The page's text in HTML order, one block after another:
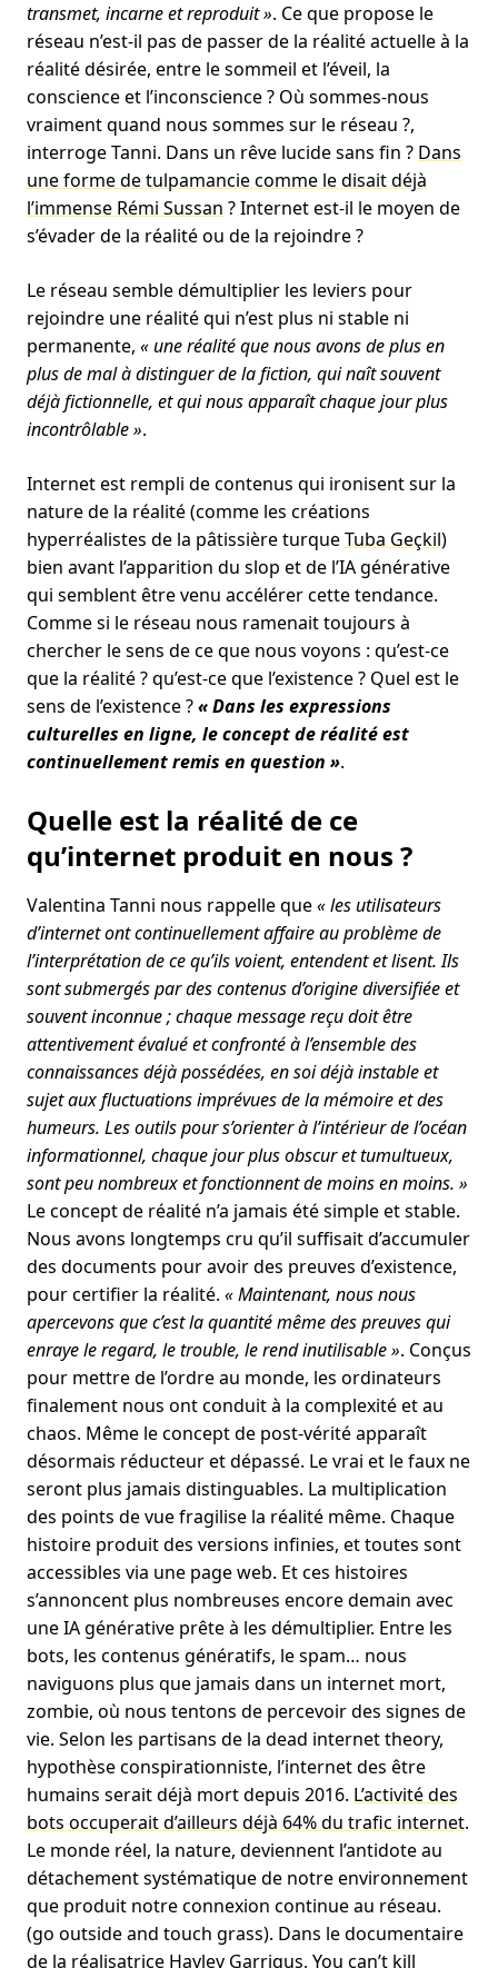
transmet, incarne et reproduit ». Ce que propose le
réseau n’est-il pas de passer de la réalité actuelle à la
réalité désirée, entre le sommeil et l’éveil, la
conscience et l’inconscience ? Où sommes-nous
vraiment quand nous sommes sur le réseau ?,
interroge Tanni. Dans un rêve lucide sans fin ? Dans
une forme de tulpamancie comme le disait déjà
l’immense Rémi Sussan ? Internet est-il le moyen de
s’évader de la réalité ou de la rejoindre ?
Le réseau semble démultiplier les leviers pour
rejoindre une réalité qui n’est plus ni stable ni
permanente, « une réalité que nous avons de plus en
plus de mal à distinguer de la fiction, qui naît souvent
déjà fictionnelle, et qui nous apparaît chaque jour plus
incontrôlable ».
Internet est rempli de contenus qui ironisent sur la
nature de la réalité (comme les créations
hyperréalistes de la pâtissière turqueTuba Geçkil)
bien avant l’apparition du slop et de l’IA générative
qui semblent être venu accélérer cette tendance.
Comme si le réseau nous ramenait toujours à
chercher le sens de ce que nous voyons : qu’est-ce
que la réalité ? qu’est-ce que l’existence ? Quel est le
sens de l’existence ?« Dans les expressions
culturelles en ligne, le concept de réalité est
continuellement remis en question ».
Quelle est la réalité de ce
qu’internet produit en nous ?
Valentina Tanni nous rappelle que« les utilisateurs
d’internet ont continuellement affaire au problème de
l’interprétation de ce qu’ils voient, entendent et lisent. Ils
sont submergés par des contenus d’origine diversifiée et
souvent inconnue ; chaque message reçu doit être
attentivement évalué et confronté à l’ensemble des
connaissances déjà possédées, en soi déjà instable et
sujet aux fluctuations imprévues de la mémoire et des
humeurs. Les outils pour s’orienter à l’intérieur de l’océan
informationnel, chaque jour plus obscur et tumultueux,
sont peu nombreux et fonctionnent de moins en moins. »
Le concept de réalité n’a jamais été simple et stable.
Nous avons longtemps cru qu’il suffisait d’accumuler
des documents pour avoir des preuves d’existence,
pour certifier la réalité. « Maintenant, nous nous
apercevons que c’est la quantité même des preuves qui
enraye le regard, le trouble, le rend inutilisable ». Conçus
pour mettre de l’ordre au monde, les ordinateurs
finalement nous ont conduit à la complexité et au
chaos. Même le concept de post-vérité apparaît
désormais réducteur et dépassé. Le vrai et le faux ne
seront plus jamais distinguables. La multiplication
des points de vue fragilise la réalité même. Chaque
histoire produit des versions infinies, et toutes sont
accessibles via une page web. Et ces histoires
s’annoncent plus nombreuses encore demain avec
une IA générative prête à les démultiplier. Entre les
bots, les contenus génératifs, le spam… nous
naviguons plus que jamais dans un internet mort,
zombie, où nous tentons de percevoir des signes de
vie. Selon les partisans de la dead internet theory,
hypothèse conspirationniste, l’internet des être
humains serait déjà mort depuis 2016. L’activité des
bots occuperait d’ailleurs déjà 64% du trafic internet.
Le monde réel, la nature, deviennent l’antidote au
détachement systématique de notre environnement
que produit notre connexion continue au réseau.
(go outside and touch grass). Dans le documentaire
de la réalisatrice Hayley Garrigus, You can’t kill